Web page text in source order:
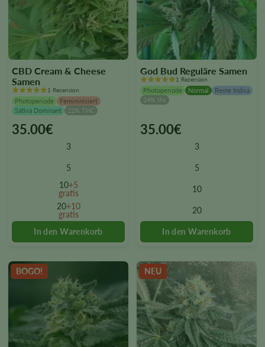
CBD Cream & Cheese
Samen
1 Rezension
Photoperiode
Femininisiert
Sativa Dominant
22% THC
35.00€
3
5
10+5
gratis
20+10
gratis
This
chosen
the
product
God Bud Reguläre Samen
1 Rezension
Photoperiode Normal
Reine Indica
24% thc
35.00€
3
5
10
20
This
chosen
the
product
page
BOGO! NEU